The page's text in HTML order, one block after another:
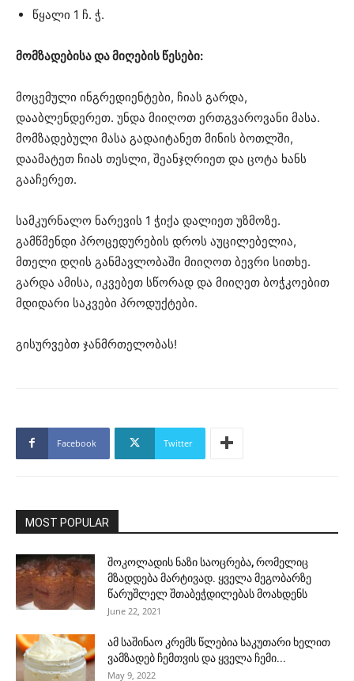
წყალი 1 ჩ. ჭ.
მომზადებისა და მიღების წესები:
მოცემული ინგრედიენტები, ჩიას გარდა,
დააბლენდერეთ. უნდა მიიღოთ ერთგვაროვანი მასა.
მომზადებული მასა გადაიტანეთ მინის ბოთლში,
დაამატეთ ჩიას თესლი, შეანჯღრიეთ და ცოტა ხანს
გააჩერეთ.
სამკურნალო ნარევის 1 ჭიქა დალიეთ უზმოზე.
გამწმენდი პროცედურების დროს აუცილებელია,
მთელი დღის განმავლობაში მიიღოთ ბევრი სითხე.
გარდა ამისა, იკვებეთ სწორად და მიიღეთ ბოჭკოებით
მდიდარი საკვები პროდუქტები.
გისურვებთ ჯანმრთელობას!
Facebook Twitter
MOST POPULAR
შოკოლადის ნაზი საოცრება, რომელიც
მზადდება მარტივად. ყველა მეგობარზე
წარუშლელ შთაბეჭდილებას მოახდენს
June 22, 2021
ამ საშინაო კრემს წლებია საკუთარი ხელით
ვამზადებ ჩემთვის და ყველა ჩემი...
May 9, 2022